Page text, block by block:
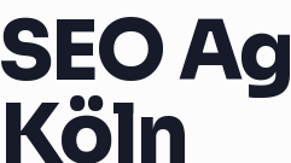
SEO
Köln